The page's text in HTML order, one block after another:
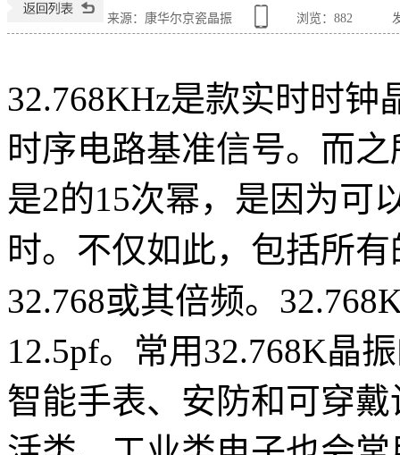
来源：康华尔京瓷晶振 浏览： 882
32.768KHz是款实时时
时序电路基准信号。而
是2的15次幂，是因为可
时。不仅如此，包括所
32.768或其倍频。
12.5pf。常用32.768K晶
智能手表、安防和可穿